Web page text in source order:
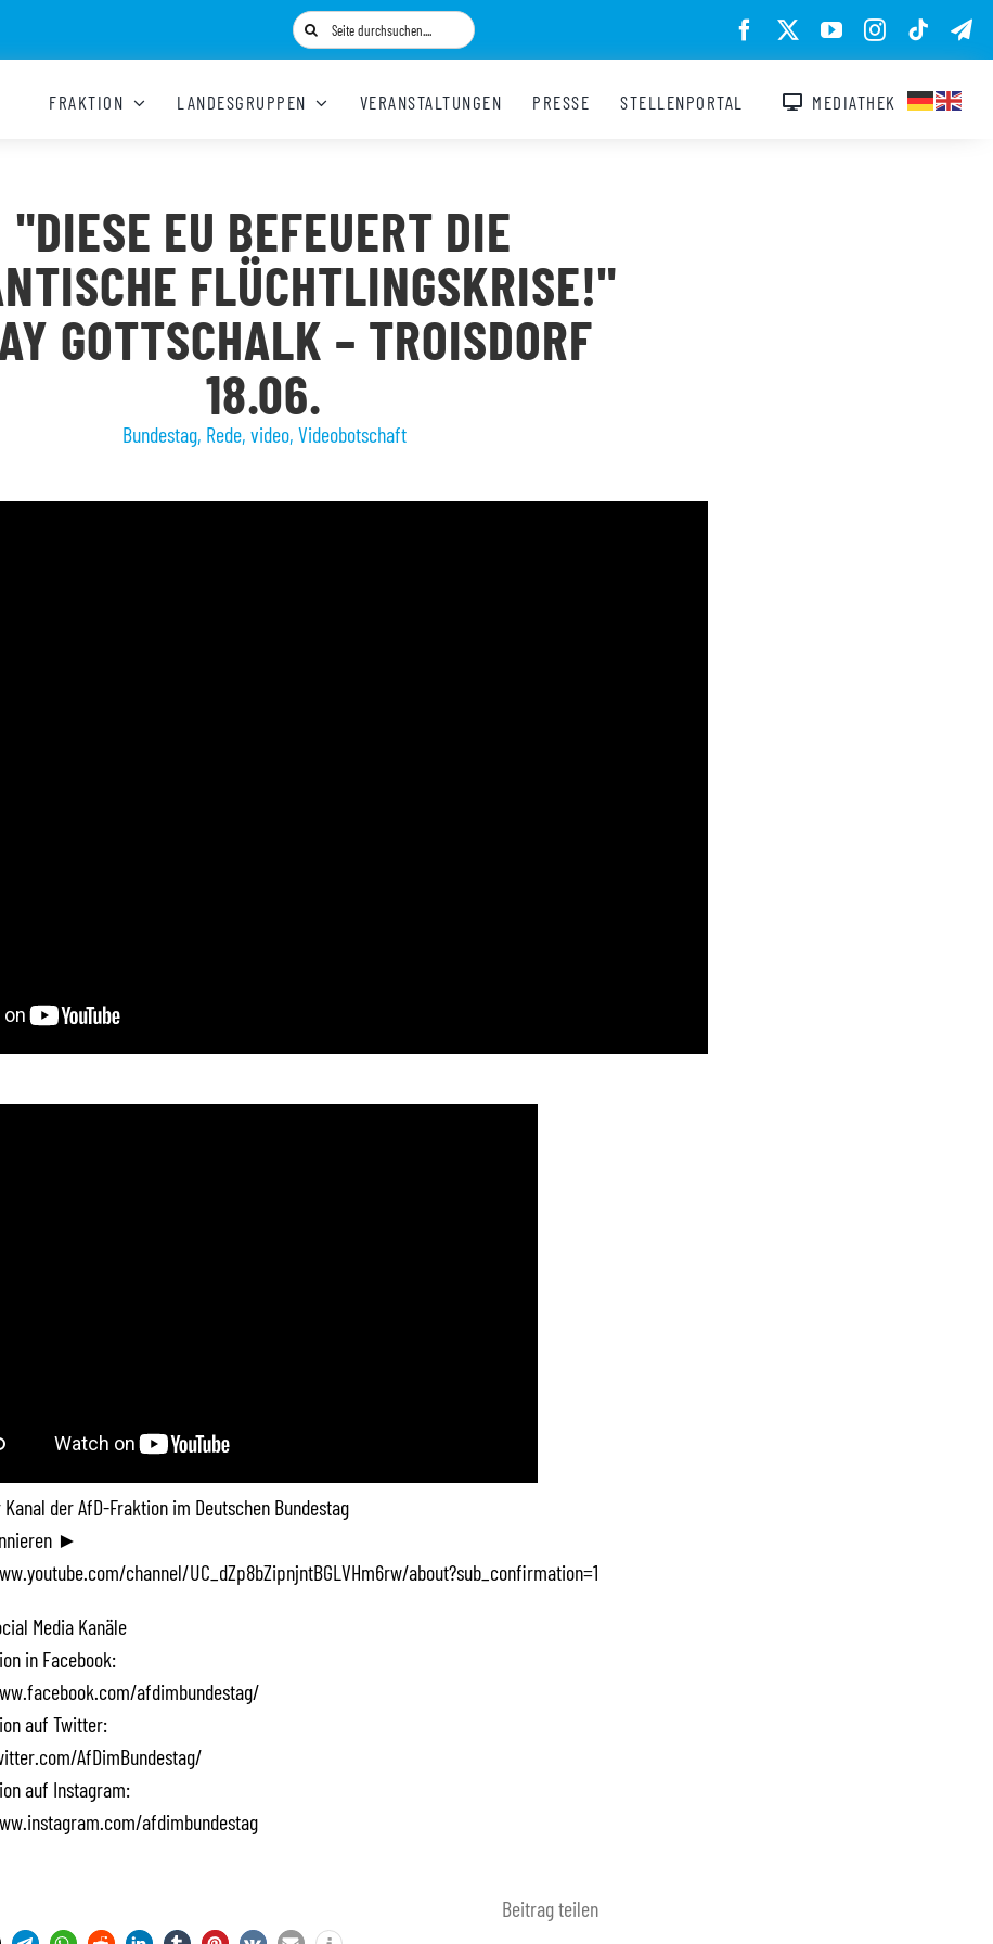
Suche
nach:
FRAKTION LANDESGRUPPEN VERANSTALTUNGEN PRESSE STELLENPORTAL MEDIATHEK
"DIESE EU BEFEUERT DIE
FLÜCHTLINGSKRISE!"
GOTTSCHALK – TROISDORF
18.06.
Bundestag, Rede, video, Videobotschaft
der AfD-Fraktion im Deutschen Bundestag
►
channel/UC_dZp8bZipnjntBGLVHm6rw/about?sub_confirmation=1
Media Kanäle
in Facebook:
afdimbundestag/
auf Twitter:
AfDimBundestag/
auf Instagram:
afdimbundestag
Beitrag teilen